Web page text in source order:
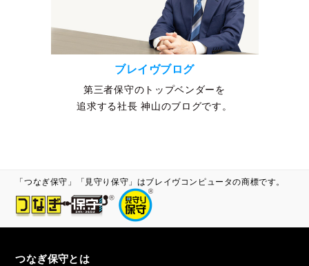
ブレイヴブログ
第三者保守のトップベンダーを
追求する社長 神山のブログです。
「つなぎ保守」「見守り保守」はブレイヴコンピュータの商標です。
つなぎ保守とは